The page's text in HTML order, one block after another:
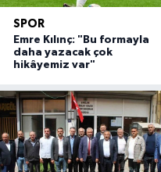
SPOR
Emre Kılınç: "Bu formayla
daha yazacak çok
hikâyemiz var"